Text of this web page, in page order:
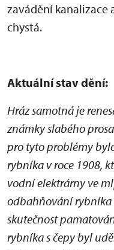
zavádění kanalizace
chystá.
Aktuální stav dění:
Hráz samotná je
známky slabého
pro tyto problémy
rybníka v roce 1908,
vodní elektrárny ve
odbahňování rybníka
skutečnost
rybníka s čepy byl